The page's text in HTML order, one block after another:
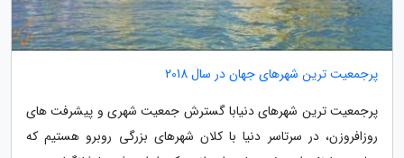
پرجمعیت ترین شهرهای جهان در سال 2018
پرجمعیت ترین شهرهای دنیابا گسترش جمعیت شهری و پیشرفت های
روزافروزن، در سرتاسر دنیا با کلان شهرهای بزرگی روبرو هستیم که